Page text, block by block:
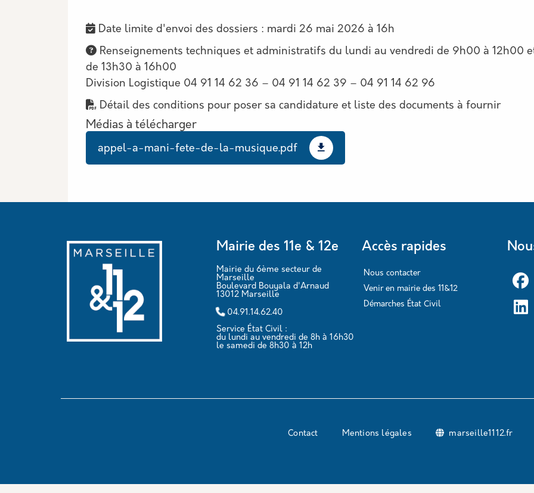
Date limite d'envoi des dossiers : mardi 26 mai 2026 à 16h
Renseignements techniques et administratifs du lundi au vendredi de 9h00 à 12h00
de 13h30 à 16h00
Division Logistique 04 91 14 62 36 – 04 91 14 62 39 – 04 91 14 62 96
Détail des conditions pour poser sa candidature et liste des documents à fournir
Médias à télécharger
Document
appel-a-mani-fete-de-la-musique.pdf
Mairie des 11e & 12e
Mairie du 6ème secteur de
Marseille
Boulevard Bouyala d'Arnaud
13012 Marseille
04.91.14.62.40
Service État Civil :
du lundi au vendredi de 8h à 16h30
le samedi de 8h30 à 12h
Accès rapides
Nous contacter
Venir en mairie des 11&12
Démarches État Civil
Contact Mentions légales marseille1112.fr